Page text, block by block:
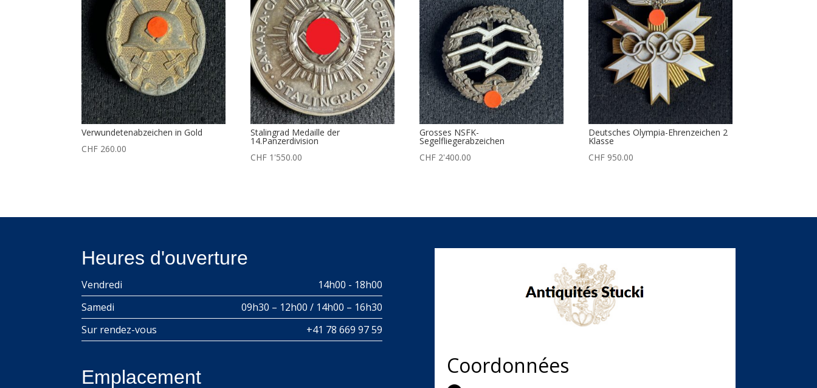
Verwundetenabzeichen in Gold
CHF 260.00
Stalingrad Medaille der
14.Panzerdivision
CHF 1'550.00
Grosses NSFK-
Segelfliegerabzeichen
CHF 2'400.00
Deutsches Olympia-Ehrenzeichen 2
Klasse
CHF 950.00
Heures d'ouverture
Vendredi
14h00 - 18h00
Samedi
09h30 – 12h00 / 14h00 – 16h30
Sur rendez-vous
+41 78 669 97 59
Emplacement Coordonnées